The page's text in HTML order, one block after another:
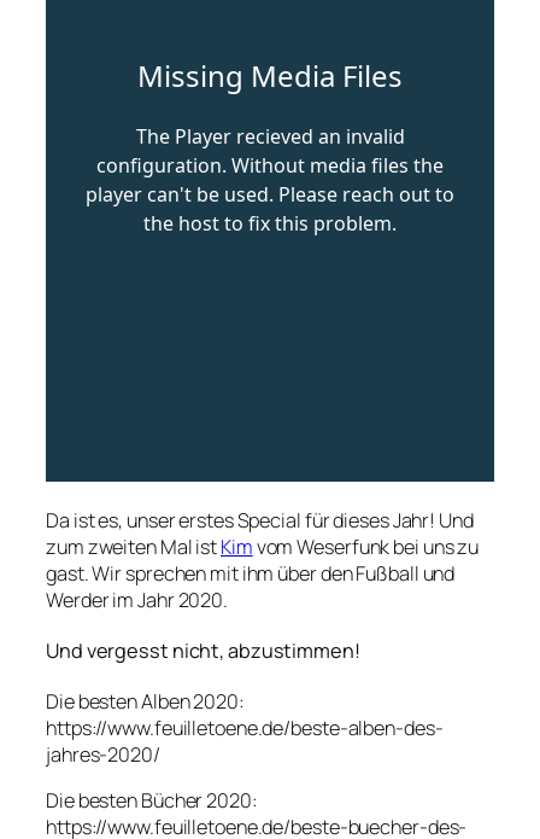
Da ist es, unser erstes Special für dieses Jahr! Und
zum zweiten Mal istKimvom Weserfunk bei uns zu
gast. Wir sprechen mit ihm über den Fußball und
Werder im Jahr 2020.
Und vergesst nicht, abzustimmen!
Die besten Alben 2020:
https://www.feuilletoene.de/beste-alben-des-
jahres-2020/
Die besten Bücher 2020:
https://www.feuilletoene.de/beste-buecher-des-